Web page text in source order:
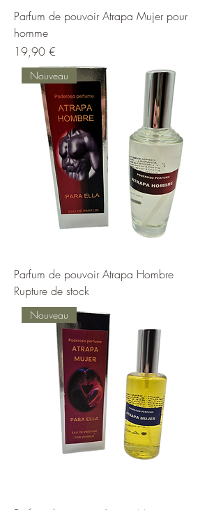
Parfum de pouvoir Atrapa Mujer pour
homme
Prix
19,90 €
Nouveau
Parfum de pouvoir Atrapa Hombre
Rupture de stock
Nouveau